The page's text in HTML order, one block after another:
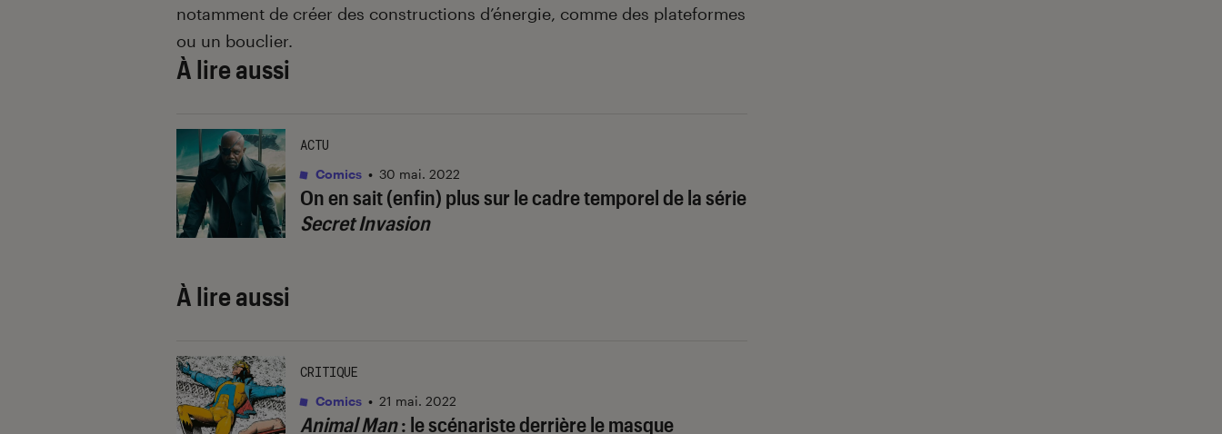
notamment de créer des constructions d’énergie, comme des plateformes
ou un bouclier.
À lire aussi
On en sait (enfin) plus sur le cadre temporel de la série
Secret Invasion
ACTU
Comics • 30 mai. 2022
À lire aussi
Animal Man: le scénariste derrière le masque
CRITIQUE
Comics • 21 mai. 2022